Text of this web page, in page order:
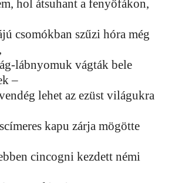
hol átsuhant a fenyőfákon,
csomókban szűzi hóra még
lábnyomuk vágták bele
–
lehet az ezüst világukra
kapu zárja mögötte
cincogni kezdett némi